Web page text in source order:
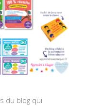
du blog qui